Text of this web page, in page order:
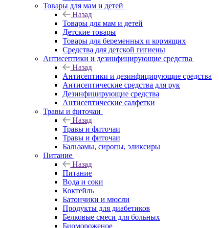
Товары для мам и детей
Назад
Товары для мам и детей
Детские товары
Товары для беременных и кормящих
Средства для детской гигиены
Антисептики и дезинфицирующие средства
Назад
Антисептики и дезинфицирующие средства
Антисептические средства для рук
Дезинфицирующие средства
Антисептические салфетки
Травы и фиточаи
Назад
Травы и фиточаи
Травы и фиточаи
Бальзамы, сиропы, эликсиры
Питание
Назад
Питание
Вода и соки
Коктейль
Батончики и мюсли
Продукты для диабетиков
Белковые смеси для больных
Биомороженое